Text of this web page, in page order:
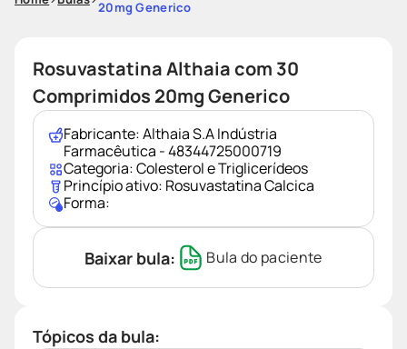
shampoo
5º
ozivy
6º
lenço umedecido
protetor solar
desodorante
fralda pampers
10
20mg Generico
Rosuvastatina Althaia com 30
Comprimidos 20mg Generico
Fabricante:Althaia S.A Indústria
Farmacêutica - 48344725000719
Categoria:Colesterol e Triglicerídeos
Princípio ativo: Rosuvastatina Calcica
Forma:
Baixar bula: Bula do paciente
Tópicos da bula: